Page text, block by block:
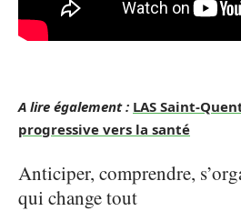
A lire également : LAS Saint-
progressive vers la santé
Anticiper, comprendre,
qui change tout